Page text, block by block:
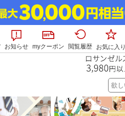
お知らせ myクーポン 閲覧履歴 お気に入り